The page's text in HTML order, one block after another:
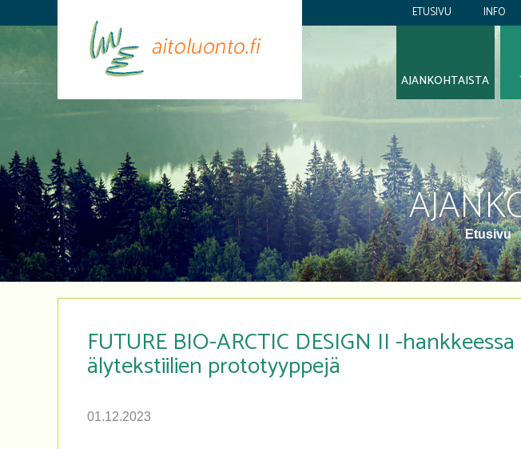
INFO
ETUSIVU
Etusivu
AJANKOHTAISTA
FUTURE BIO-ARCTIC DESIGN II -
älytekstiilien prototyyppejä
01.12.2023